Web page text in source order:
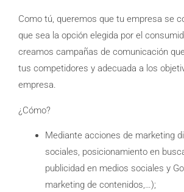
Como tú, queremos que tu empresa se
que sea la opción elegida por el
creamos campañas de comunicación
tus competidores y adecuada a los
empresa.
¿Cómo?
Mediante acciones de marketing
sociales, posicionamiento en
publicidad en medios sociales y
marketing de contenidos,…);